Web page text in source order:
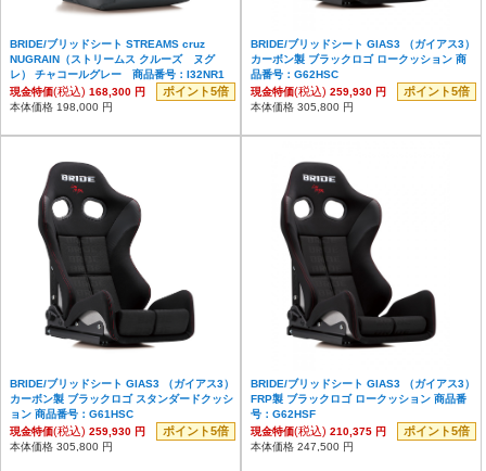
BRIDE/ブリッドシート STREAMS cruz
NUGRAIN（ストリームス クルーズ ヌグ
レ） チャコールグレー 商品番号：I32NR1
現金特価(税込) 168,300 円 ポイント5倍
本体価格 198,000 円
BRIDE/ブリッドシート GIAS3 （ガイアス3）
カーボン製 ブラックロゴ ロークッション 商
品番号：G62HSC
現金特価(税込) 259,930 円 ポイント5倍
本体価格 305,800 円
BRIDE/ブリッドシート GIAS3 （ガイアス3）
カーボン製 ブラックロゴ スタンダードクッシ
ョン 商品番号：G61HSC
現金特価(税込) 259,930 円 ポイント5倍
本体価格 305,800 円
BRIDE/ブリッドシート GIAS3 （ガイアス3）
FRP製 ブラックロゴ ロークッション 商品番
号：G62HSF
現金特価(税込) 210,375 円 ポイント5倍
本体価格 247,500 円